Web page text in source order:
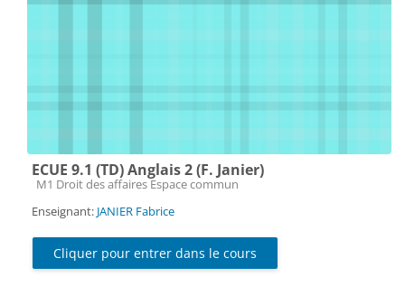
ECUE 9.1 (TD) Anglais 2 (F. Janier)
Catégorie de cours
M1 Droit des affaires Espace commun
Enseignant: JANIER Fabrice
Cliquer pour entrer dans le cours